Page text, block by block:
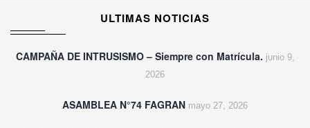
ULTIMAS NOTICIAS
CAMPAÑA DE INTRUSISMO – Siempre con Matrícula. junio 9,
2026
ASAMBLEA N°74 FAGRAN mayo 27, 2026